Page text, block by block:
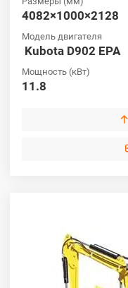
Экскаваторы HUAYA
областей применения.
городского
крупномасштабных
найдется тот, который
требованиям.
4082×1000×2128
Модель двигателя
Kubota D902 EPA
Мощность (кВт)
11.8
